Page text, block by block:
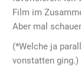
Film im
Aber mal
(*Welche ja
vonstatten ging.)